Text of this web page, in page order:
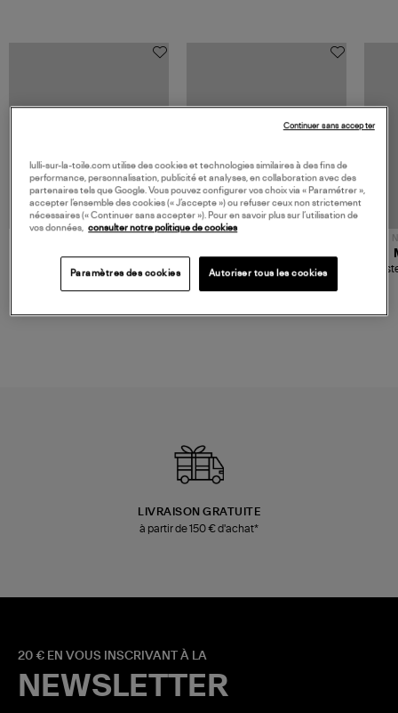
JEROME DREYFUSS
Sac Bobi S Cuir Lamé
TORAL
Mocassins Killian Sport
LIVRAISON GRATUITE
à partir de 150 € d'achat*
20 € EN VOUS INSCRIVANT À LA
NEWSLETTER
lulli-sur-la-toile.com utilise des cookies et technologies similaires à des fins de
performance, personnalisation, publicité et analyses, en collaboration avec des
partenaires tels que Google. Vous pouvez configurer vos choix via « Paramétrer »,
accepter l’ensemble des cookies (« J’accepte ») ou refuser ceux non strictement
nécessaires (« Continuer sans accepter »). Pour en savoir plus sur l’utilisation de
vos données,
consulter notre politique de cookies
Paramètres des cookies Autoriser tous les cookies
Continuer sans accepter